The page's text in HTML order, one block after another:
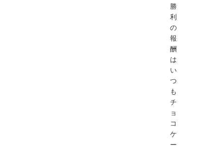
勝
利
の
報
酬
は
い
つ
も
チ
ョ
コ
ケ
ー